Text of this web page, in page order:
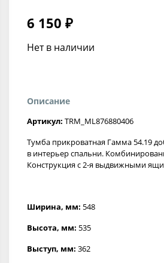
6 150 ₽
Нет в наличии
Описание
Артикул: TRM_ML876880406
Тумба прикроватная Гамма 54.19
в интерьер спальни.
Конструкция с 2-я выдвижными
Ширина, мм: 548
Высота, мм: 535
Выступ, мм: 362